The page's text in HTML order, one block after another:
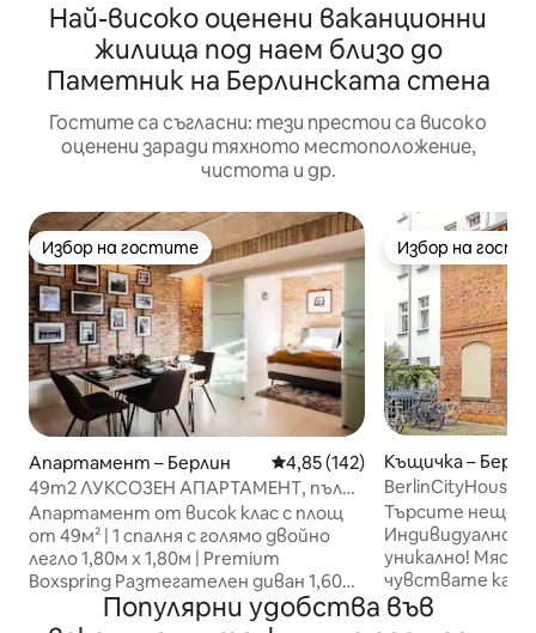
Най-високо оценени ваканционни
жилища под наем близо до
Паметник на Берлинската стена
Гостите са съгласни: тези престои са високо
оценени заради тяхното местоположение,
чистота и др.
Избор на гостите
Избор на гостите
Апартамент – Берлин Средна оценка: 4,85 от 5,
4,85 (142)
49m2 ЛУКСОЗЕН АПАРТАМЕНТ, пълна
кухня, 5 мин. до главната гара
Апартамент от висок клас с площ
от 49м² | 1 спалня с голямо двойно
легло 1,80м x 1,80м | Premium
Boxspring Разтегателен диван 1,60м
стени | Отворете трапезарията |
Избор на
Избор на
Къщичка –
BerlinCityHouse -
градинска къща
Търсите нещо
Индивидуално,
уникално!
чувствате
отседнете в
вашата малка
Популярни удобства във